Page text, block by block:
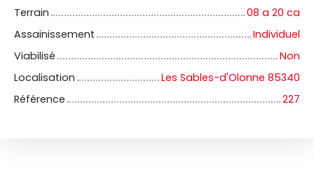
Terrain
08 a 20 ca
Assainissement
Individuel
Viabilisé
Non
Localisation
Les Sables-d'Olonne 85340
Référence
227